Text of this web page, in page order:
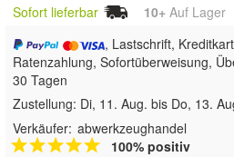
Sofort lieferbar 10+ Auf Lager
, Lastschrift,
Ratenzahlung, Sofortüberweisung,
30 Tagen
Zustellung: Di, 11. Aug. bis Do, 13.
Verkäufer: abwerkzeughandel
100% positiv